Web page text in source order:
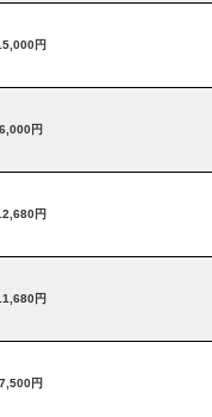
円
円
円
円
円